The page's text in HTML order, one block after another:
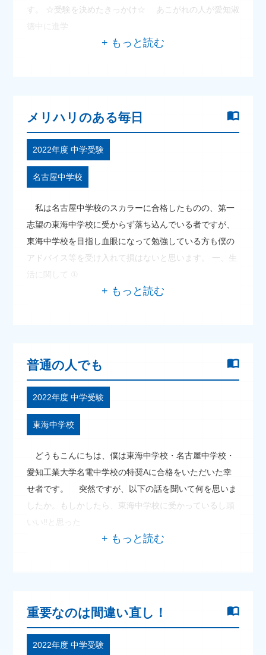
す。 ☆受験を決めたきっかけ☆ あこがれの人が愛知淑
徳中に進学
メリハリのある毎日
2022年度 中学受験
名古屋中学校
私は名古屋中学校のスカラーに合格したものの、第一
志望の東海中学校に受からず落ち込んでいる者ですが、
東海中学校を目指し血眼になって勉強している方も僕の
アドバイス等を受け入れて損はないと思います。 一、生
活に関して ①
普通の人でも
2022年度 中学受験
東海中学校
どうもこんにちは、僕は東海中学校・名古屋中学校・
愛知工業大学名電中学校の特奨Aに合格をいただいた幸
せ者です。 突然ですが、以下の話を聞いて何を思いま
したか。もしかしたら、東海中学校に受かっているし頭
いい‼と思った
重要なのは間違い直し！
2022年度 中学受験